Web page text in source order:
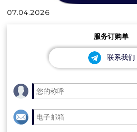
07.04.2026
服务订购单
联系我们